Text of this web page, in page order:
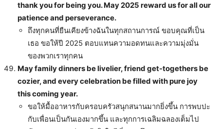
thank you for being you. May 2025 reward us for all our
patience and perseverance.
ถึงทุกคนที่ยืนเคียงข้างฉันในทุกสถานการณ์ ขอบคุณที่เป็น
เธอ ขอให้ปี 2025 ตอบแทนความอดทนและความมุ่งมั่น
ของพวกเราทุกคน
May family dinners be livelier, friend get-togethers be
cozier, and every celebration be filled with pure joy
this coming year.
ขอให้มื้ออาหารกับครอบครัวสนุกสนานมากยิ่งขึ้น การพบปะ
กับเพื่อนเป็นกันเองมากขึ้น และทุกการเฉลิมฉลองเต็มไป